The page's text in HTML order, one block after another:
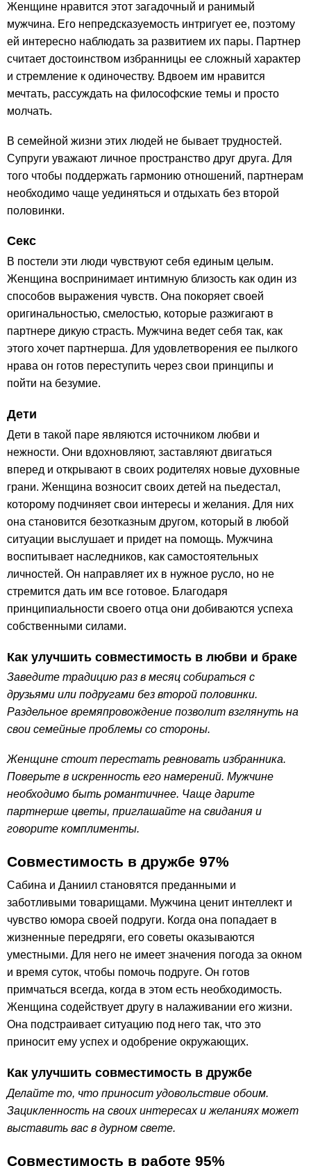
Женщине нравится этот загадочный и ранимый
мужчина. Его непредсказуемость интригует ее, поэтому
ей интересно наблюдать за развитием их пары. Партнер
считает достоинством избранницы ее сложный характер
и стремление к одиночеству. Вдвоем им нравится
мечтать, рассуждать на философские темы и просто
молчать.
В семейной жизни этих людей не бывает трудностей.
Супруги уважают личное пространство друг друга. Для
того чтобы поддержать гармонию отношений, партнерам
необходимо чаще уединяться и отдыхать без второй
половинки.
Секс
В постели эти люди чувствуют себя единым целым.
Женщина воспринимает интимную близость как один из
способов выражения чувств. Она покоряет своей
оригинальностью, смелостью, которые разжигают в
партнере дикую страсть. Мужчина ведет себя так, как
этого хочет партнерша. Для удовлетворения ее пылкого
нрава он готов переступить через свои принципы и
пойти на безумие.
Дети
Дети в такой паре являются источником любви и
нежности. Они вдохновляют, заставляют двигаться
вперед и открывают в своих родителях новые духовные
грани. Женщина возносит своих детей на пьедестал,
которому подчиняет свои интересы и желания. Для них
она становится безотказным другом, который в любой
ситуации выслушает и придет на помощь. Мужчина
воспитывает наследников, как самостоятельных
личностей. Он направляет их в нужное русло, но не
стремится дать им все готовое. Благодаря
принципиальности своего отца они добиваются успеха
собственными силами.
Как улучшить совместимость в любви и браке
Заведите традицию раз в месяц собираться с
друзьями или подругами без второй половинки.
Раздельное времяпровождение позволит взглянуть на
свои семейные проблемы со стороны.
Женщине стоит перестать ревновать избранника.
Поверьте в искренность его намерений. Мужчине
необходимо быть романтичнее. Чаще дарите
партнерше цветы, приглашайте на свидания и
говорите комплименты.
Совместимость в дружбе 97%
Сабина и Даниил становятся преданными и
заботливыми товарищами. Мужчина ценит интеллект и
чувство юмора своей подруги. Когда она попадает в
жизненные передряги, его советы оказываются
уместными. Для него не имеет значения погода за окном
и время суток, чтобы помочь подруге. Он готов
примчаться всегда, когда в этом есть необходимость.
Женщина содействует другу в налаживании его жизни.
Она подстраивает ситуацию под него так, что это
приносит ему успех и одобрение окружающих.
Как улучшить совместимость в дружбе
Делайте то, что приносит удовольствие обоим.
Зацикленность на своих интересах и желаниях может
выставить вас в дурном свете.
Совместимость в работе 95%